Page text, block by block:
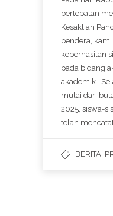
bertepatan
Kesaktian
bendera,
keberhasilan
pada bidang
akademik.
mulai dari
2025, siswa-
telah
BERITA,